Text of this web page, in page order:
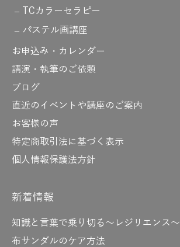
TCカラーセラピー
パステル画講座
お申込み・カレンダー
講演・執筆のご依頼
ブログ
直近のイベントや講座のご案内
お客様の声
特定商取引法に基づく表示
個人情報保護法方針
新着情報
知識と言葉で乗り切る～レジリエンス～
布サンダルのケア方法